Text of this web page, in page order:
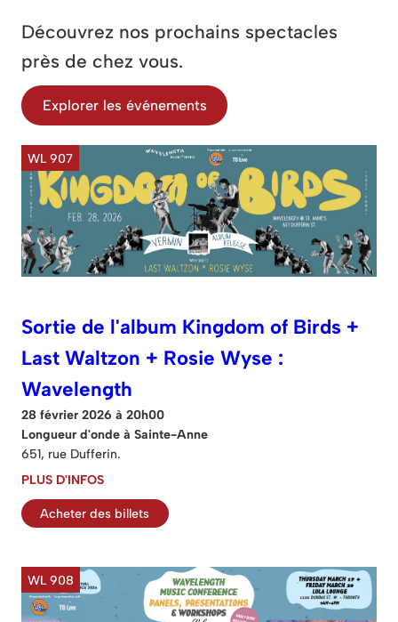
Découvrez nos prochains spectacles
près de chez vous.
Explorer les événements
WL 907
Sortie de l'album Kingdom of Birds +
Last Waltzon + Rosie Wyse :
Wavelength
28 février 2026 à 20h00
Longueur d'onde à Sainte-Anne
651, rue Dufferin.
PLUS D'INFOS
Acheter des billets
WL 908